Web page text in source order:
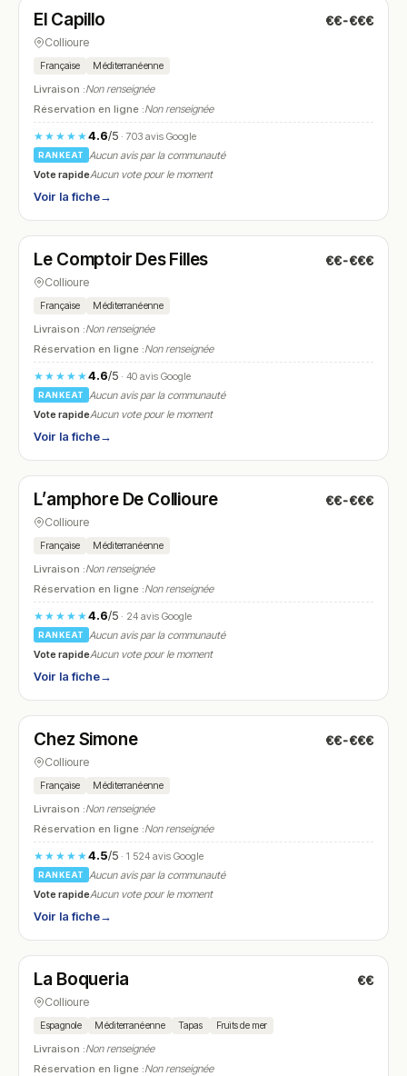
N° 22
El Capillo €€-€€€
Collioure
Française Méditerranéenne
Livraison :Non renseignée
Réservation en ligne :Non renseignée
★★★★★4.6/5· 703 avis Google
RANKEAT
Aucun avis par la communauté
Vote rapideAucun vote pour le moment
Voir la fiche→
N° 23
Le Comptoir Des Filles €€-€€€
Collioure
Française Méditerranéenne
Livraison :Non renseignée
Réservation en ligne :Non renseignée
★★★★★4.6/5· 40 avis Google
RANKEAT
Aucun avis par la communauté
Vote rapideAucun vote pour le moment
Voir la fiche→
N° 24
L’amphore De Collioure €€-€€€
Collioure
Française Méditerranéenne
Livraison :Non renseignée
Réservation en ligne :Non renseignée
★★★★★4.6/5· 24 avis Google
RANKEAT
Aucun avis par la communauté
Vote rapideAucun vote pour le moment
Voir la fiche→
N° 25
Chez Simone €€-€€€
Collioure
Française Méditerranéenne
Livraison :Non renseignée
Réservation en ligne :Non renseignée
★★★★★4.5/5· 1 524 avis Google
RANKEAT
Aucun avis par la communauté
Vote rapideAucun vote pour le moment
Voir la fiche→
N° 26
La Boqueria €€
Collioure
Espagnole Méditerranéenne Tapas Fruits de mer
Livraison :Non renseignée
Réservation en ligne :Non renseignée